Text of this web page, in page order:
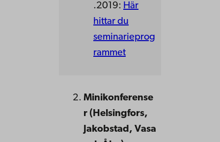
.2019: Här
hittar du
seminarieprog
rammet
Minikonferense
r (Helsingfors,
Jakobstad, Vasa